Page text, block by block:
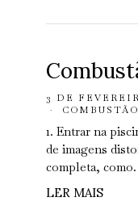
3 DE
1. Entrar na
de imagens
completa,
LER MAIS